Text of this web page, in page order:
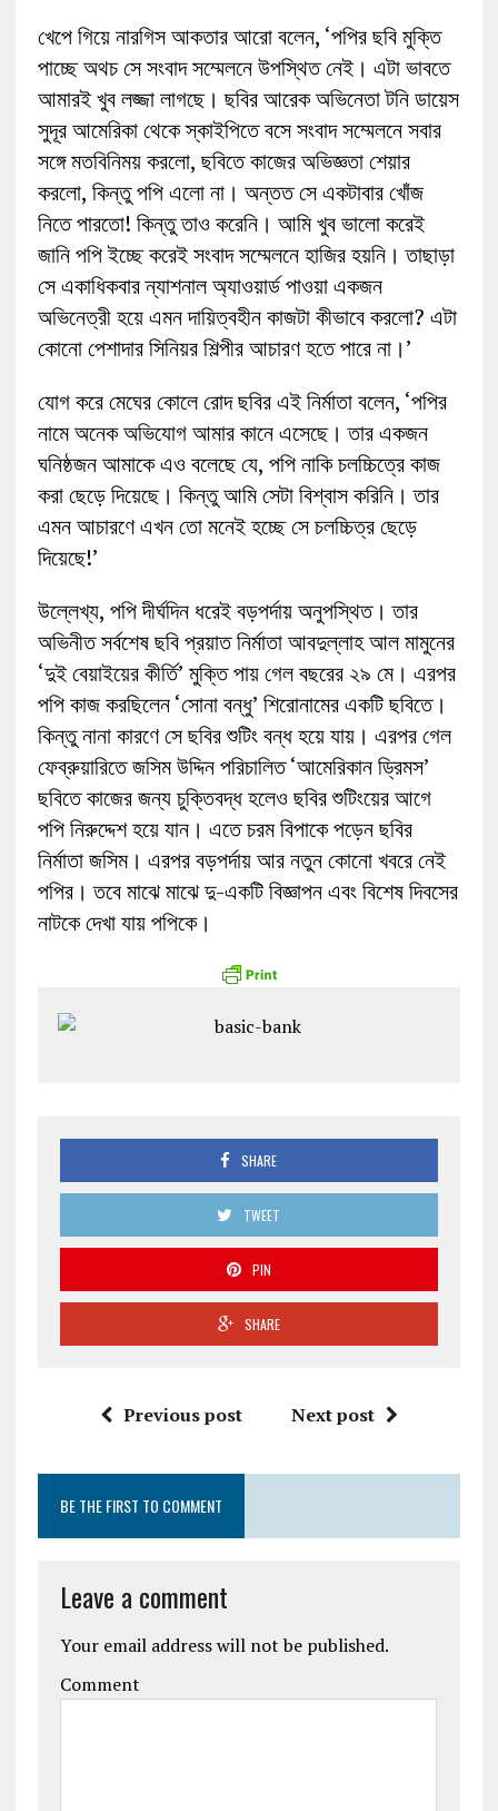
খেপে গিয়ে নারগিস আকতার আরো বলেন, ‘পপির ছবি মুক্তি
পাচ্ছে অথচ সে সংবাদ সম্মেলনে উপস্থিত নেই। এটা ভাবতে
আমারই খুব লজ্জা লাগছে। ছবির আরেক অভিনেতা টনি ডায়েস
সুদূর আমেরিকা থেকে স্কাইপিতে বসে সংবাদ সম্মেলনে সবার
সঙ্গে মতবিনিময় করলো, ছবিতে কাজের অভিজ্ঞতা শেয়ার
করলো, কিন্তু পপি এলো না। অন্তত সে একটাবার খোঁজ
নিতে পারতো! কিন্তু তাও করেনি। আমি খুব ভালো করেই
জানি পপি ইচ্ছে করেই সংবাদ সম্মেলনে হাজির হয়নি। তাছাড়া
সে একাধিকবার ন্যাশনাল অ্যাওয়ার্ড পাওয়া একজন
অভিনেত্রী হয়ে এমন দায়িত্বহীন কাজটা কীভাবে করলো? এটা
কোনো পেশাদার সিনিয়র শিল্পীর আচারণ হতে পারে না।’
যোগ করে মেঘের কোলে রোদ ছবির এই নির্মাতা বলেন, ‘পপির
নামে অনেক অভিযোগ আমার কানে এসেছে। তার একজন
ঘনিষ্ঠজন আমাকে এও বলেছে যে, পপি নাকি চলচ্চিত্রে কাজ
করা ছেড়ে দিয়েছে। কিন্তু আমি সেটা বিশ্বাস করিনি। তার
এমন আচারণে এখন তো মনেই হচ্ছে সে চলচ্চিত্র ছেড়ে
দিয়েছে!’
উল্লেখ্য, পপি দীর্ঘদিন ধরেই বড়পর্দায় অনুপস্থিত। তার
অভিনীত সর্বশেষ ছবি প্রয়াত নির্মাতা আবদুল্লাহ আল মামুনের
‘দুই বেয়াইয়ের কীর্তি’ মুক্তি পায় গেল বছরের ২৯ মে। এরপর
পপি কাজ করছিলেন ‘সোনা বন্ধু’ শিরোনামের একটি ছবিতে।
কিন্তু নানা কারণে সে ছবির শুটিং বন্ধ হয়ে যায়। এরপর গেল
ফেব্রুয়ারিতে জসিম উদ্দিন পরিচালিত ‘আমেরিকান ড্রিমস’
ছবিতে কাজের জন্য চুক্তিবদ্ধ হলেও ছবির শুটিংয়ের আগে
পপি নিরুদ্দেশ হয়ে যান। এতে চরম বিপাকে পড়েন ছবির
নির্মাতা জসিম। এরপর বড়পর্দায় আর নতুন কোনো খবরে নেই
পপির। তবে মাঝে মাঝে দু-একটি বিজ্ঞাপন এবং বিশেষ দিবসের
নাটকে দেখা যায় পপিকে।
SHARE
TWEET
PIN
SHARE
Previous post Next post
BE THE FIRST TO COMMENT
Leave a comment
Your email address will not be published.
Comment